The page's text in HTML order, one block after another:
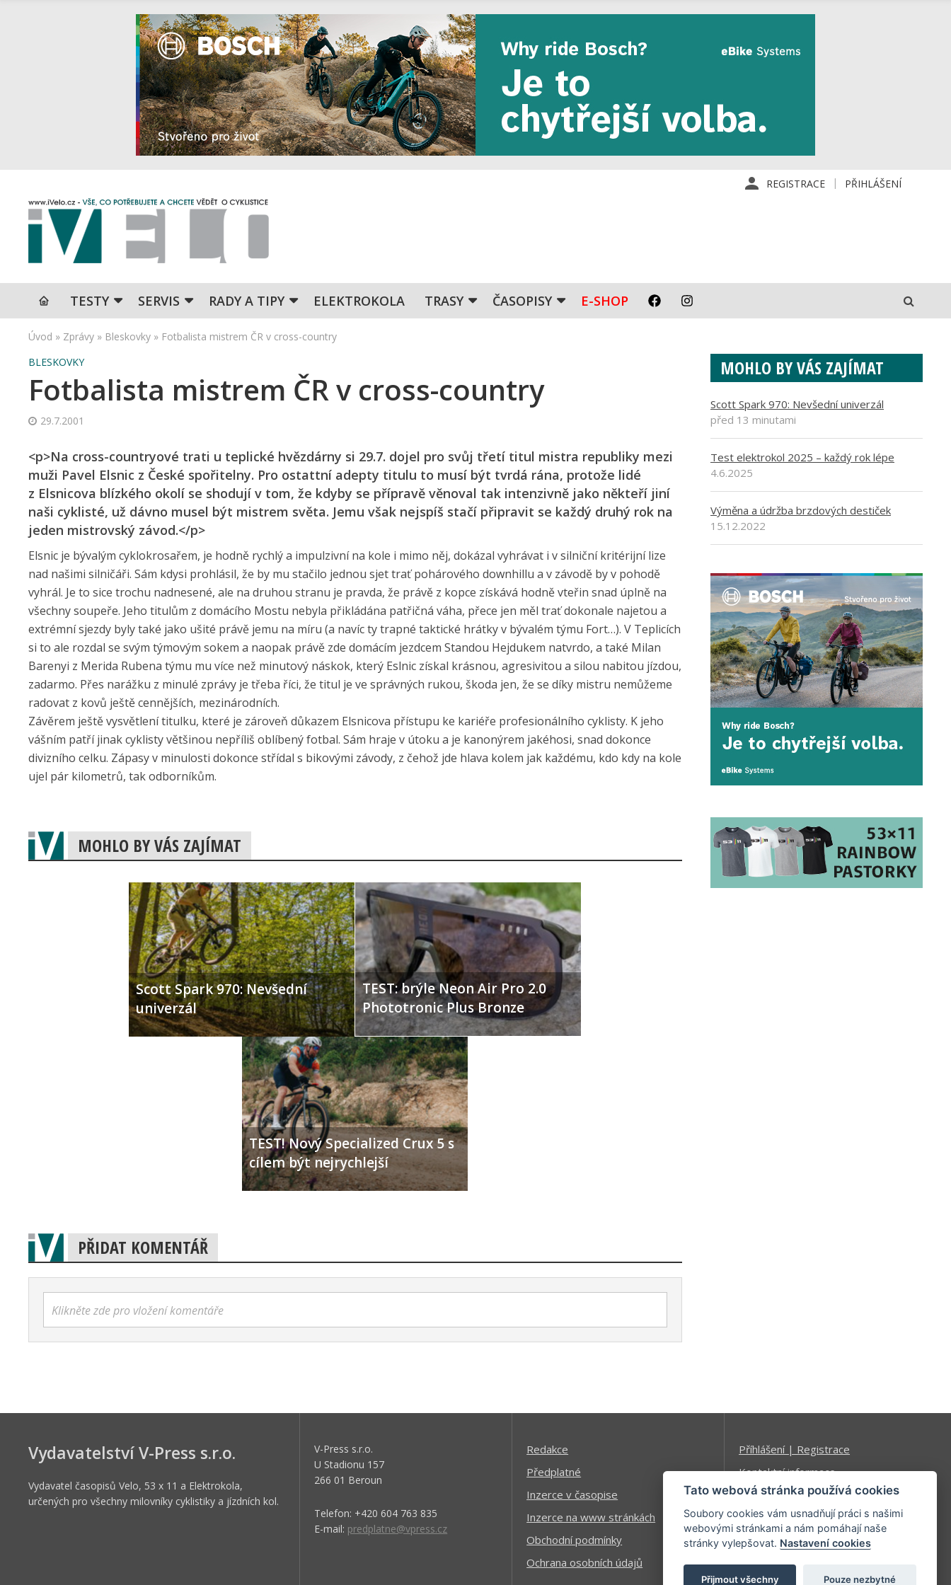
REGISTRACE PŘIHLÁŠENÍ
TESTY SERVIS RADY A TIPY ELEKTROKOLA TRASY ČASOPISY E-SHOP
Úvod » Zprávy » Bleskovky » Fotbalista mistrem ČR v cross-country
BLESKOVKY
Fotbalista mistrem ČR v cross-country
29.7.2001
<p>Na cross-countryové trati u teplické hvězdárny si 29.7. dojel pro svůj třetí titul mistra republiky mezi
muži Pavel Elsnic z České spořitelny. Pro ostattní adepty titulu to musí být tvrdá rána, protože lidé
z Elsnicova blízkého okolí se shodují v tom, že kdyby se přípravě věnoval tak intenzivně jako někteří jiní
naši cyklisté, už dávno musel být mistrem světa. Jemu však nejspíš stačí připravit se každý druhý rok na
jeden mistrovský závod.</p>
Elsnic je bývalým cyklokrosařem, je hodně rychlý a impulzivní na kole i mimo něj, dokázal vyhrávat i v silniční kritérijní lize
nad našimi silničáři. Sám kdysi prohlásil, že by mu stačilo jednou sjet trať pohárového downhillu a v závodě by v pohodě
vyhrál. Je to sice trochu nadnesené, ale na druhou stranu je pravda, že právě z kopce získává hodně vteřin snad úplně na
všechny soupeře. Jeho titulům z domácího Mostu nebyla přikládána patřičná váha, přece jen měl trať dokonale najetou a
extrémní sjezdy byly také jako ušité právě jemu na míru (a navíc ty trapné taktické hrátky v bývalém týmu Fort…). V Teplicích
si to ale rozdal se svým týmovým sokem a naopak právě zde domácím jezdcem Standou Hejdukem natvrdo, a také Milan
Barenyi z Merida Rubena týmu mu více než minutový náskok, který Eslnic získal krásnou, agresivitou a silou nabitou jízdou,
zadarmo. Přes narážku z minulé zprávy je třeba říci, že titul je ve správných rukou, škoda jen, že se díky mistru nemůžeme
radovat z kovů ještě cennějších, mezinárodních.
Závěrem ještě vysvětlení titulku, které je zároveň důkazem Elsnicova přístupu ke kariéře profesionálního cyklisty. K jeho
vášním patří jinak cyklisty většinou nepříliš oblíbený fotbal. Sám hraje v útoku a je kanonýrem jakéhosi, snad dokonce
divizního celku. Zápasy v minulosti dokonce střídal s bikovými závody, z čehož jde hlava kolem jak každému, kdo kdy na kole
ujel pár kilometrů, tak odborníkům.
MOHLO BY VÁS ZAJÍMAT
Scott Spark 970: Nevšední
univerzál
TEST: brýle Neon Air Pro 2.0
Phototronic Plus Bronze
TEST! Nový Specialized Crux 5 s
cílem být nejrychlejší
PŘIDAT KOMENTÁŘ
Klikněte zde pro vložení komentáře
MOHLO BY VÁS ZAJÍMAT
Scott Spark 970: Nevšední univerzál
před 13 minutami
Test elektrokol 2025 – každý rok lépe
4.6.2025
Výměna a údržba brzdových destiček
15.12.2022
Vydavatelství V-Press s.r.o.
Vydavatel časopisů Velo, 53 x 11 a Elektrokola,
určených pro všechny milovníky cyklistiky a jízdních kol.
V-Press s.r.o.
U Stadionu 157
266 01 Beroun
Telefon: +420 604 763 835
E-mail: predplatne@vpress.cz
Redakce
Předplatné
Inzerce v časopise
Inzerce na www stránkách
Obchodní podmínky
Ochrana osobních údajů
Příhlášení | Registrace
Kontaktní informace
Mapa stránek
Tato webová stránka používá cookies
Soubory cookies vám usnadňují práci s našimi
webovými stránkami a nám pomáhají naše
stránky vylepšovat. Nastavení cookies
Přijmout všechny
Pouze nezbytné